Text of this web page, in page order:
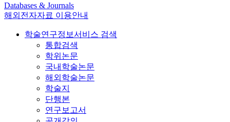
Databases & Journals
해외전자자료 이용안내
학술연구정보서비스 검색
통합검색
학위논문
국내학술논문
해외학술논문
학술지
단행본
연구보고서